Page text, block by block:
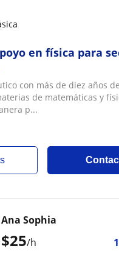
en física para
con más de diez años
de matemáticas y
p...
$25/h
Ana Sophia